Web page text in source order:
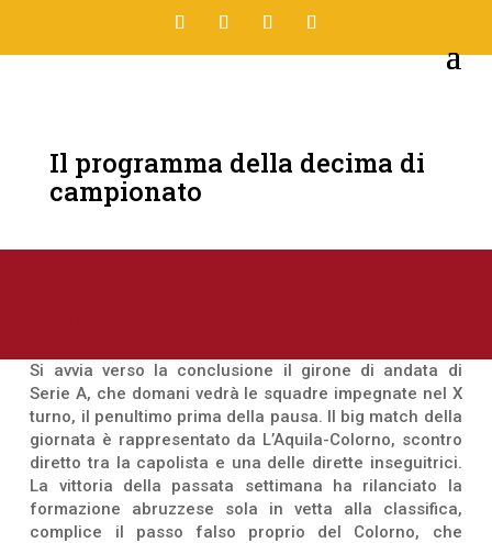
Il programma della decima di
campionato
Si avvia verso la conclusione il girone di andata di
Serie A, che domani vedrà le squadre impegnate nel X
turno, il penultimo prima della pausa. Il big match della
giornata è rappresentato da L’Aquila-Colorno, scontro
diretto tra la capolista e una delle dirette inseguitrici.
La vittoria della passata settimana ha rilanciato la
formazione abruzzese sola in vetta alla classifica,
complice il passo falso proprio del Colorno, che